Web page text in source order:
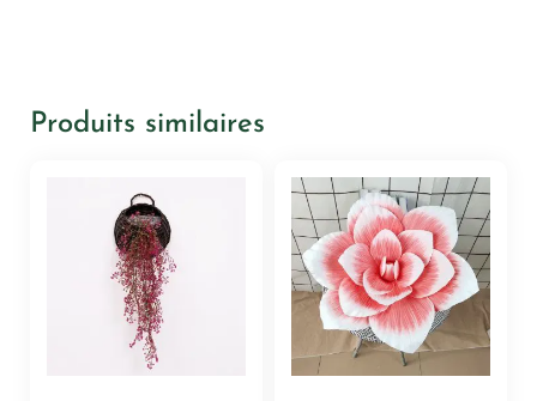
Produits similaires